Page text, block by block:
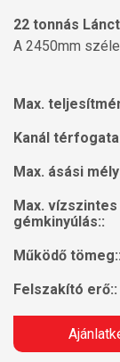
22 tonnás
A 2450mm
Max.
Kanál
Max. ásási
Max. vízszintes
gémkinyúlás::
Működő tömeg::
Felszakító erő::